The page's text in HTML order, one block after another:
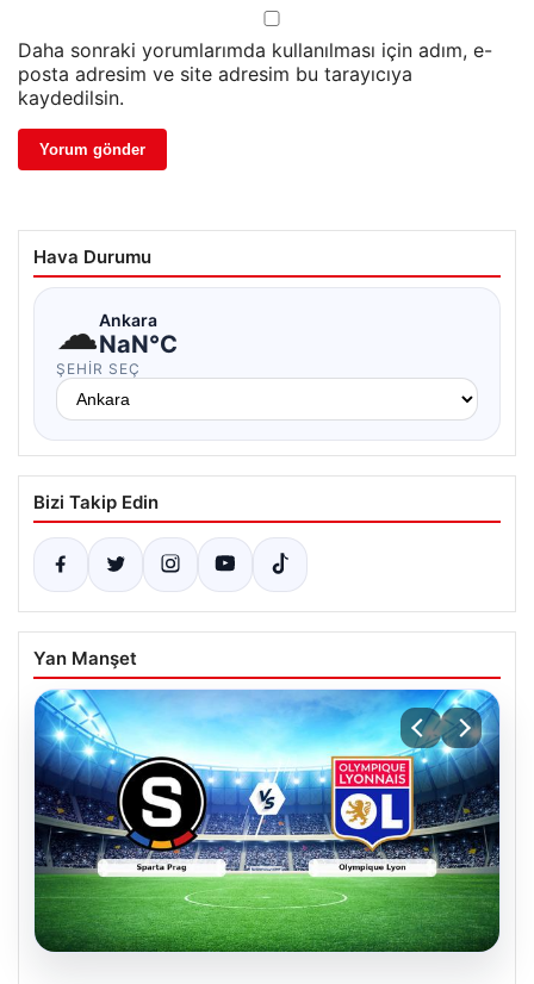
Daha sonraki yorumlarımda kullanılması için adım, e-
posta adresim ve site adresim bu tarayıcıya
kaydedilsin.
Hava Durumu
☁Ankara
NaN°C
ŞEHIR SEÇ
Bizi Takip Edin
Yan Manşet